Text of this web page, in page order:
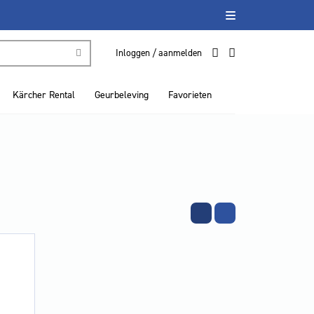
Inloggen / aanmelden
Kärcher Rental Geurbeleving Favorieten